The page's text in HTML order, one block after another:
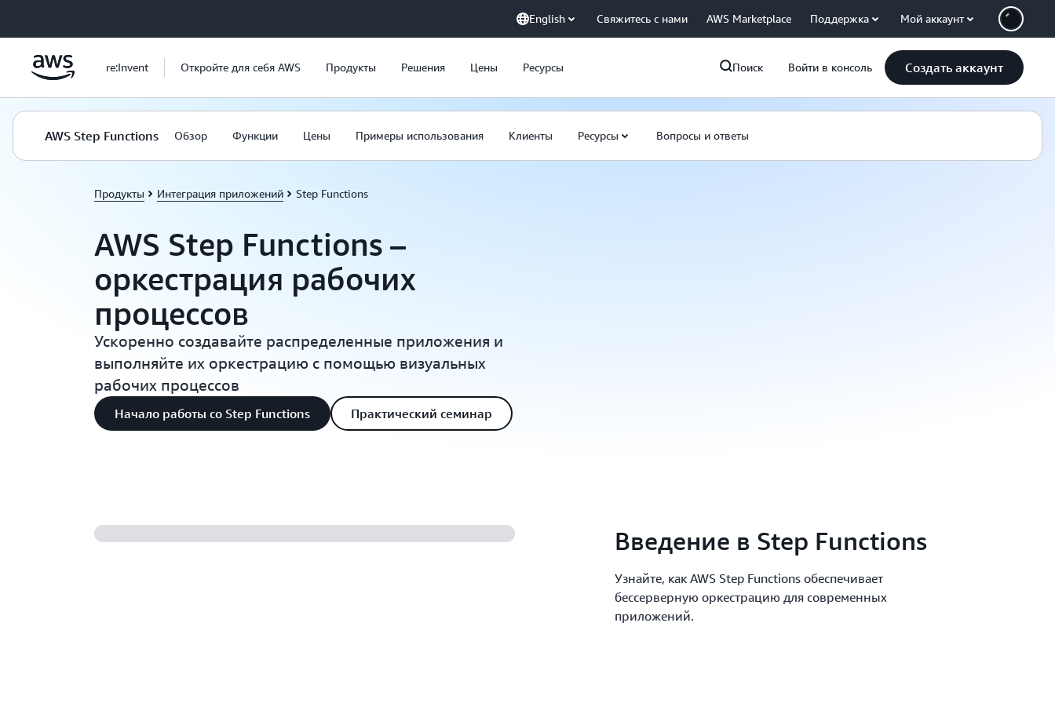
English Свяжитесь с нами AWS Marketplace Поддержка Мой аккаунт
re:Invent Откройте для себя AWS Продукты Решения Цены Ресурсы Поиск Войти в консоль Создать аккаунт
AWS Step Functions Обзор Функции Цены Примеры использования Клиенты Ресурсы Вопросы и ответы
Продукты Интеграция приложений Step Functions
AWS Step Functions –
оркестрация рабочих
процессов
Ускоренно создавайте распределенные приложения и
выполняйте их оркестрацию с помощью визуальных
рабочих процессов
Начало работы со Step Functions Практический семинар
Введение в Step Functions
Узнайте, как AWS Step Functions обеспечивает
бессерверную оркестрацию для современных
приложений.